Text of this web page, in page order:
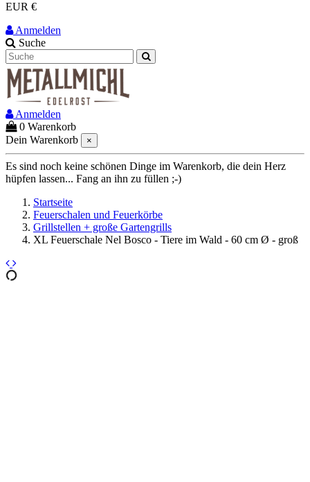
EUR €
Anmelden
Suche
Anmelden
0 Warenkorb
Dein Warenkorb
×
Es sind noch keine schönen Dinge im Warenkorb, die dein Herz
hüpfen lassen... Fang an ihn zu füllen ;-)
Startseite
Feuerschalen und Feuerkörbe
Grillstellen + große Gartengrills
XL Feuerschale Nel Bosco - Tiere im Wald - 60 cm Ø - groß